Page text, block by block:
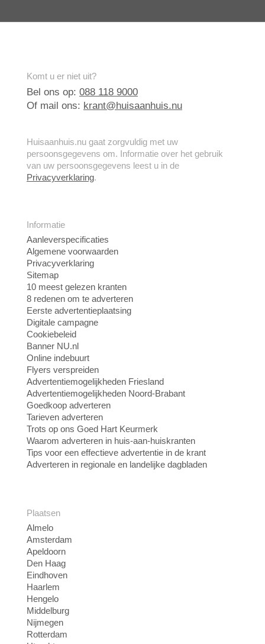
Komt u er niet uit?
Bel ons op: 088 118 9000
Of mail ons: krant@huisaanhuis.nu
Huisaanhuis.nu gaat zorgvuldig met uw
persoonsgegevens om. Informatie over het gebruik
van uw persoonsgegevens leest u in de
Privacyverklaring.
Informatie
Aanleverspecificaties
Algemene voorwaarden
Privacyverklaring
Sitemap
10 meest gelezen kranten
8 redenen om te adverteren
Eerste advertentieplaatsing
Digitale campagne
Cookiebeleid
Banner NU.nl
Online indebuurt
Flyers verspreiden
Advertentiemogelijkheden Friesland
Advertentiemogelijkheden Noord-Brabant
Goedkoop adverteren
Tarieven adverteren
Trots op ons Goed Hart Keurmerk
Waarom adverteren in huis-aan-huiskranten
Tips voor een effectieve advertentie in de krant
Adverteren in regionale en landelijke dagbladen
Plaatsen
Almelo
Amsterdam
Apeldoorn
Den Haag
Eindhoven
Haarlem
Hengelo
Middelburg
Nijmegen
Rotterdam